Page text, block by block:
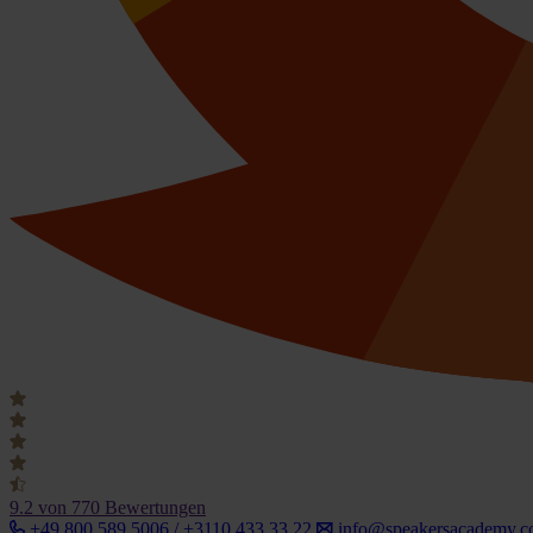
9.2 von 770 Bewertungen
+49 800 589 5006 / +3110 433 33 22